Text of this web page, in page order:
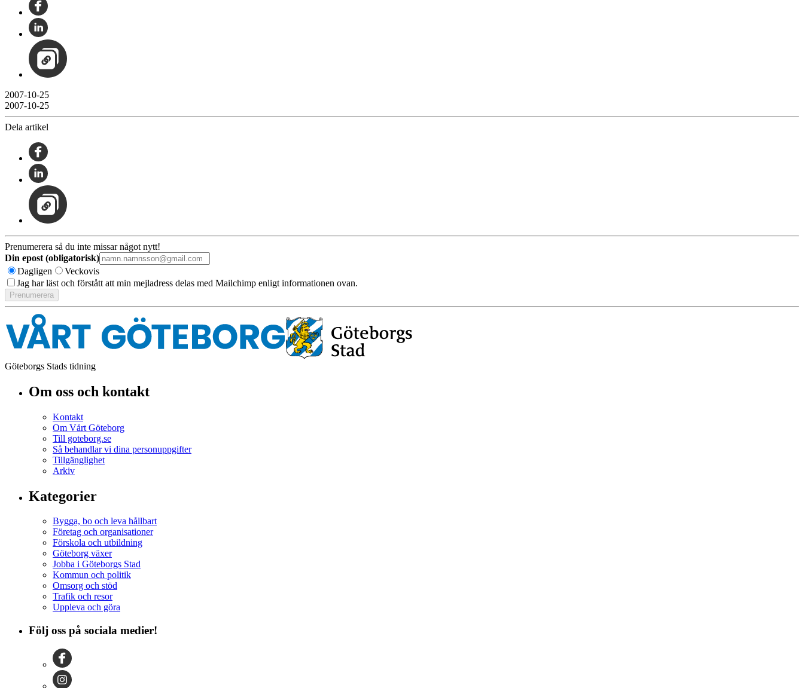
2007-10-25
2007-10-25
Dela artikel
Prenumerera så du inte missar något nytt!
Din epost (obligatorisk)
Dagligen
Veckovis
Jag har läst och förstått att min mejladress delas med Mailchimp enligt informationen ovan.
Göteborgs Stads tidning
Om oss och kontakt
Kontakt
Om Vårt Göteborg
Till goteborg.se
Så behandlar vi dina personuppgifter
Tillgänglighet
Arkiv
Kategorier
Bygga, bo och leva hållbart
Företag och organisationer
Förskola och utbildning
Göteborg växer
Jobba i Göteborgs Stad
Kommun och politik
Omsorg och stöd
Trafik och resor
Uppleva och göra
Följ oss på sociala medier!